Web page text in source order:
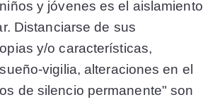
y jóvenes es el aislamiento
Distanciarse de sus
y/o características,
vigilia, alteraciones en el
de silencio permanente" son